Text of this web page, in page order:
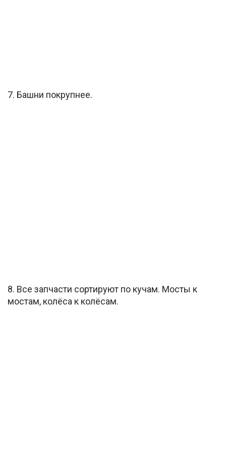
7. Башни покрупнее.
8. Все запчасти сортируют по кучам. Мосты к
мостам, колёса к колёсам.